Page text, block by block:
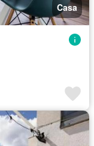
Casa